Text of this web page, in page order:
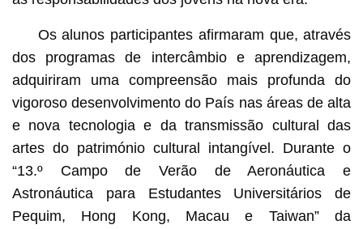
Os alunos participantes afirmaram que, através
dos programas de intercâmbio e aprendizagem,
adquiriram uma compreensão mais profunda do
vigoroso desenvolvimento do País nas áreas de alta
e nova tecnologia e da transmissão cultural das
artes do património cultural intangível. Durante o
“13.º Campo de Verão de Aeronáutica e
Astronáutica para Estudantes Universitários de
Pequim, Hong Kong, Macau e Taiwan” da